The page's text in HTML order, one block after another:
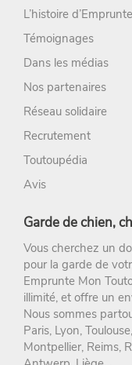
L’histoire
Témoignages
Dans les médias
Nos partenaires
Réseau solidaire
Recrutement
Toutoupédia
Avis
Garde de chien,
Vous cherchez un
pour la garde de
Emprunte Mon
illimité, et offre un
Nous sommes
Paris, Lyon, Toulouse,
Montpellier, Reims,